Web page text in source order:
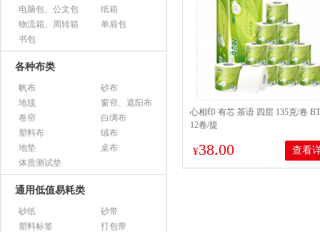
电脑包、公文包
纸箱
物流箱、周转箱
单肩包
书包
各种布类
帆布
砂布
地毯
窗帘、遮阳布
卷帘
白绸布
塑料布
绒布
地垫
桌布
体质测试垫
通用低值易耗类
砂纸
砂带
塑料标签
打包带
心相印 有芯 茶语 四层 135克/卷
12卷/提
¥38.00 查看